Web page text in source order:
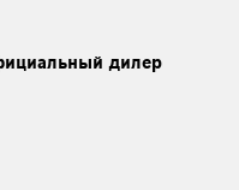
дилер